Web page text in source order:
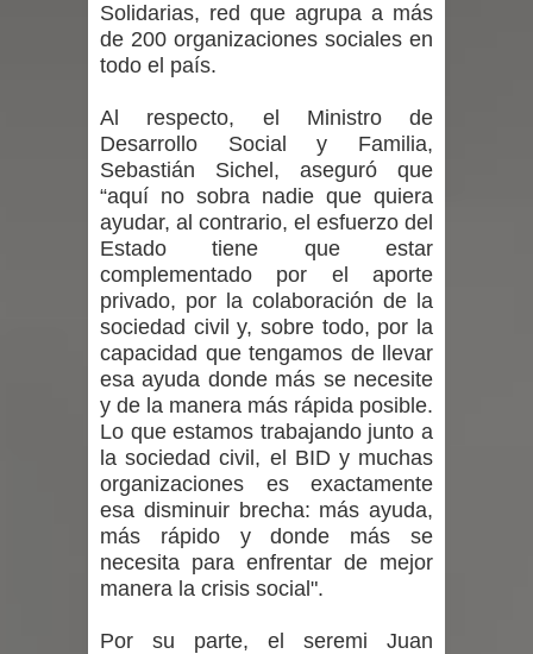
de la provincia de Linares
innovación en tecnología educativa
con nuevas pantallas interactivas del
Colegio El Boldo
Municipalidad de Curicó inició
proceso de vacunación escolar
Se activa Código Azul en Talca ante
las bajas temperaturas
GORE Maule figura tercero a nivel
nacional en gasto por viajes y
traslados con $133 millones
Dos internos intentaron escapar por
Solidarias, red que agrupa a más
de 200 organizaciones sociales en
todo el país.
Al respecto, el Ministro de
Desarrollo Social y Familia,
Sebastián Sichel, aseguró que
“aquí no sobra nadie que quiera
ayudar, al contrario, el esfuerzo del
Estado tiene que estar
complementado por el aporte
privado, por la colaboración de la
sociedad civil y, sobre todo, por la
capacidad que tengamos de llevar
esa ayuda donde más se necesite
y de la manera más rápida posible.
Lo que estamos trabajando junto a
la sociedad civil, el BID y muchas
organizaciones es exactamente
esa disminuir brecha: más ayuda,
más rápido y donde más se
necesita para enfrentar de mejor
manera la crisis social".
Por su parte, el seremi Juan